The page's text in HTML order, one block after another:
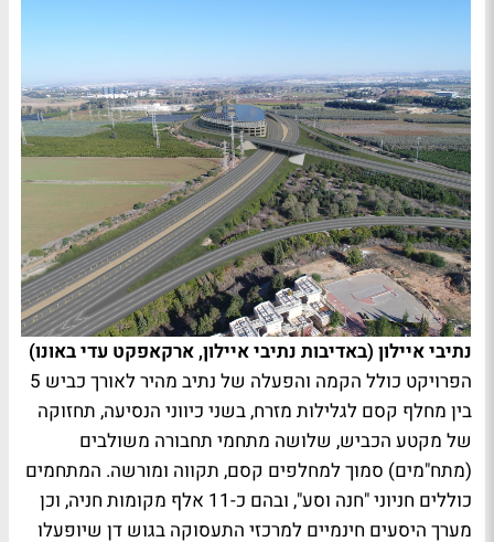
נתיבי איילון (באדיבות נתיבי איילון, ארקאפקט עדי באונו)
הפרויקט כולל הקמה והפעלה של נתיב מהיר לאורך כביש 5
בין מחלף קסם לגלילות מזרח, בשני כיווני הנסיעה, תחזוקה
של מקטע הכביש, שלושה מתחמי תחבורה משולבים
(מתח"מים) סמוך למחלפים קסם, תקווה ומורשה. המתחמים
כוללים חניוני "חנה וסע", ובהם כ-11 אלף מקומות חניה, וכן
מערך היסעים חינמיים למרכזי התעסוקה בגוש דן שיופעלו